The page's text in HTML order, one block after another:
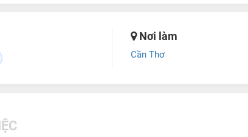
Nơi làm
Cần Thơ